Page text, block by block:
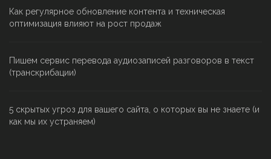
Как регулярное обновление контента и техническая
оптимизация влияют на рост продаж
Пишем сервис перевода аудиозаписей разговоров в текст
(транскрибации)
5 скрытых угроз для вашего сайта, о которых вы не знаете (и
как мы их устраняем)